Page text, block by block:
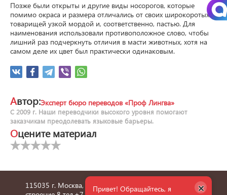
Позже были открыты и другие виды носорогов, которые
помимо окраса и размера отличались от своих широкоротых
товарищей узкой мордой и, соответственно, пастью. Для
наименования использовали противоположное слово, чтобы
лишний раз подчеркнуть отличия в масти животных, хотя на
самом деле их цвет был практически одинаковым.
Автор:Эксперт бюро переводов «Проф Лингва»
С 2009 г. Наши переводчики высокого уровня помогают
заказчикам преодолевать языковые барьеры.
Оцените материал
115035 г. Москва, улица Пятницкая, дом 6/1,
Привет! Обращайтесь, я
×